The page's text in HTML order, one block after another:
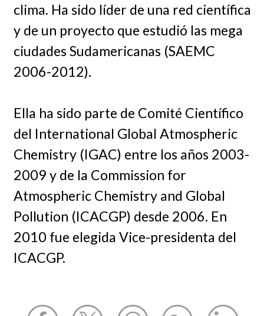
clima. Ha sido líder de una red científica
y de un proyecto que estudió las mega
ciudades Sudamericanas (SAEMC
2006-2012).
Ella ha sido parte de Comité Científico
del International Global Atmospheric
Chemistry (IGAC) entre los años 2003-
2009 y de la Commission for
Atmospheric Chemistry and Global
Pollution (ICACGP) desde 2006. En
2010 fue elegida Vice-presidenta del
ICACGP.